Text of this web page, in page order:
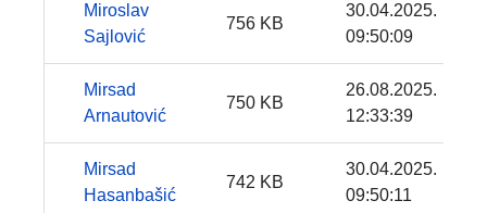
Miroslav
Sajlović
756 KB
30.04.2025.
09:50:09
Mirsad
Arnautović
750 KB
26.08.2025.
12:33:39
Mirsad
Hasanbašić
742 KB
30.04.2025.
09:50:11